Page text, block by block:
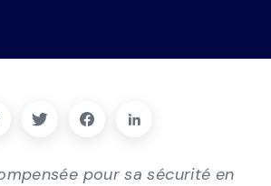
pour sa sécurité en